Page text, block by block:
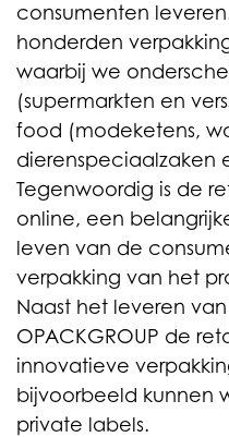
consumenten
honderden
waarbij we
(supermarkten en
food (modeketens,
dierenspeciaalzaken
Tegenwoordig is de
online, een
leven van de
verpakking van het
Naast het leveren
OPACKGROUP de
innovatieve
bijvoorbeeld kunnen
private labels.